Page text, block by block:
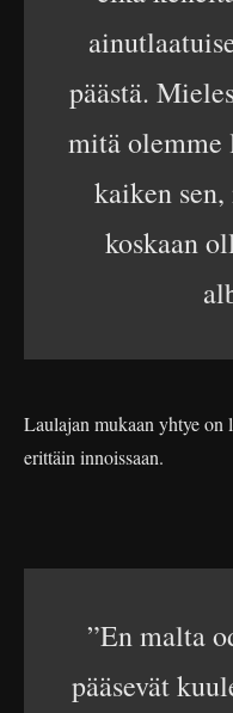
päästä.
mitä olemme
kaiken
koskaan
Laulajan mukaan yhtye on
erittäin innoissaan.
”En malta
pääsevät